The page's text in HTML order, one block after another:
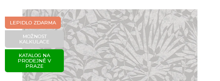
LEPIDLO ZDARMA
MOŽNOST
KALKULACE
KATALOG NA
PRODEJNĚ V
PRAZE